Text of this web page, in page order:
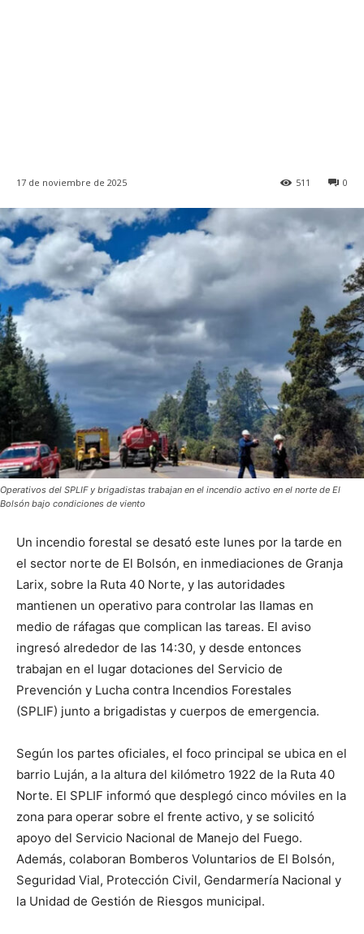
17 de noviembre de 2025 0
511
Operativos del SPLIF y brigadistas trabajan en el incendio activo en el norte de El
Bolsón bajo condiciones de viento
Un incendio forestal se desató este lunes por la tarde en
el sector norte de El Bolsón, en inmediaciones de Granja
Larix, sobre la Ruta 40 Norte, y las autoridades
mantienen un operativo para controlar las llamas en
medio de ráfagas que complican las tareas. El aviso
ingresó alrededor de las 14:30, y desde entonces
trabajan en el lugar dotaciones del Servicio de
Prevención y Lucha contra Incendios Forestales
(SPLIF) junto a brigadistas y cuerpos de emergencia.
Según los partes oficiales, el foco principal se ubica en el
barrio Luján, a la altura del kilómetro 1922 de la Ruta 40
Norte. El SPLIF informó que desplegó cinco móviles en la
zona para operar sobre el frente activo, y se solicitó
apoyo del Servicio Nacional de Manejo del Fuego.
Además, colaboran Bomberos Voluntarios de El Bolsón,
Seguridad Vial, Protección Civil, Gendarmería Nacional y
la Unidad de Gestión de Riesgos municipal.